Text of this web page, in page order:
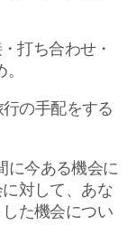
打ち合わせ・
の手配をする
に今ある機会に
対して、あな
た機会につい